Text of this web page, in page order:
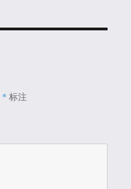
* 标注